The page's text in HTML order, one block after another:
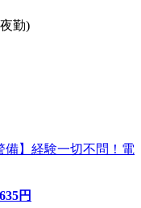
勤)
】経験一切不問！電
円